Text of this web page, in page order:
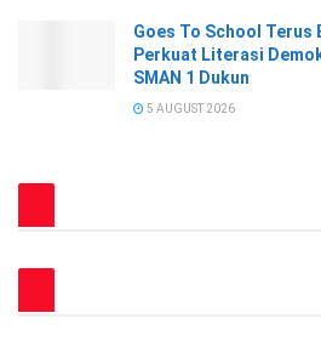
Goes To School Terus
Perkuat Literasi
SMAN 1 Dukun
5 AUGUST 2026